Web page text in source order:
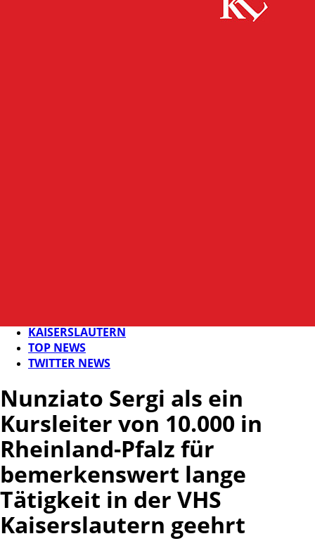
KAISERSLAUTERN
TOP NEWS
TWITTER NEWS
Nunziato Sergi als ein
Kursleiter von 10.000 in
Rheinland-Pfalz für
bemerkenswert lange
Tätigkeit in der VHS
Kaiserslautern geehrt